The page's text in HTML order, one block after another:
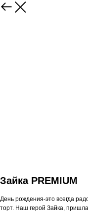
Зайка PREMIUM
День рождения-это всегда
торт. Наш герой Зайка,